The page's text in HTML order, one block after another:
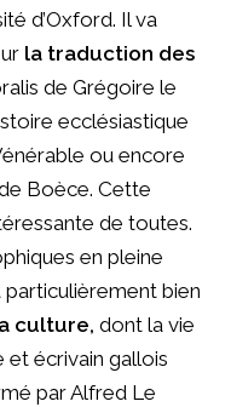
d’Oxford. Il va
la traduction des
de Grégoire le
ecclésiastique
ou encore
Boèce. Cette
de toutes.
en pleine
bien
culture, dont la vie
et écrivain gallois
par Alfred Le